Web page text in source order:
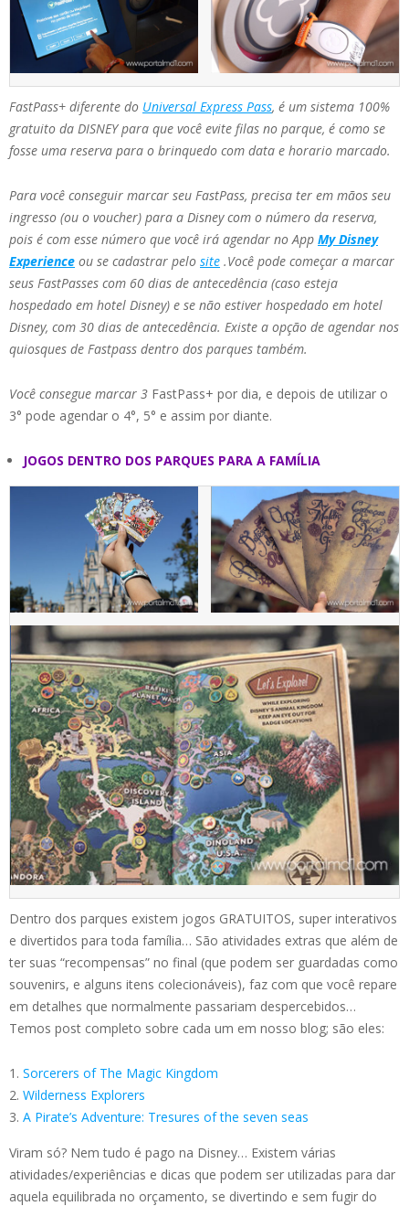
FastPass+ diferente do Universal Express Pass, é um sistema 100%
gratuito da DISNEY para que você evite filas no parque, é como se
fosse uma reserva para o brinquedo com data e horario marcado.
Para você conseguir marcar seu FastPass, precisa ter em mãos seu
ingresso (ou o voucher) para a Disney com o número da reserva,
pois é com esse número que você irá agendar no App My Disney
Experience ou se cadastrar pelo site .Você pode começar a marcar
seus FastPasses com 60 dias de antecedência (caso esteja
hospedado em hotel Disney) e se não estiver hospedado em hotel
Disney, com 30 dias de antecedência. Existe a opção de agendar nos
quiosques de Fastpass dentro dos parques também.
Você consegue marcar 3 FastPass+ por dia, e depois de utilizar o
3° pode agendar o 4°, 5° e assim por diante.
JOGOS DENTRO DOS PARQUES PARA A FAMÍLIA
Dentro dos parques existem jogos GRATUITOS, super interativos
e divertidos para toda família… São atividades extras que além de
ter suas “recompensas” no final (que podem ser guardadas como
souvenirs, e alguns itens colecionáveis), faz com que você repare
em detalhes que normalmente passariam despercebidos…
Temos post completo sobre cada um em nosso blog; são eles:
Sorcerers of The Magic Kingdom
Wilderness Explorers
A Pirate’s Adventure: Tresures of the seven seas
Viram só? Nem tudo é pago na Disney… Existem várias
atividades/experiências e dicas que podem ser utilizadas para dar
aquela equilibrada no orçamento, se divertindo e sem fugir do